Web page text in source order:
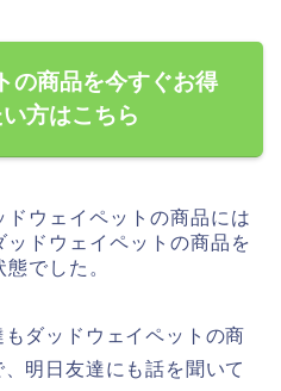
の商品を今すぐお得
方はこちら
ウェイペットの商品には
ドウェイペットの商品を
でした。
ダッドウェイペットの商
明日友達にも話を聞いて